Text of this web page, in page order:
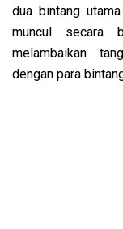
dua bintang
muncul secara
melambaikan
dengan para